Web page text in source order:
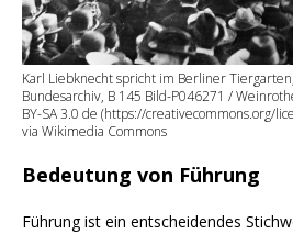
Karl Liebknecht spricht im Berliner
Bundesarchiv, B 145 Bild-P046271 /
BY-SA 3.0 de (https://creativecommons.org/
via Wikimedia Commons
Bedeutung von Führung
Führung ist ein entscheidendes